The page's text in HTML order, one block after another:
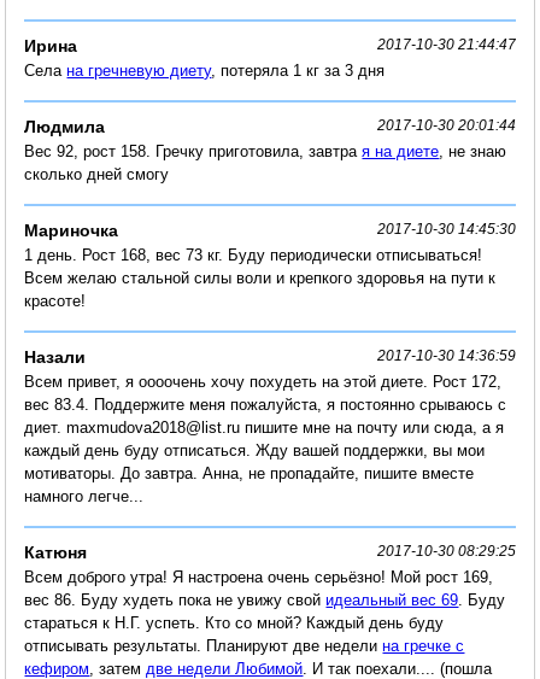
Ирина 2017-10-30 21:44:47
Селана гречневую диету, потеряла 1 кг за 3 дня
Людмила 2017-10-30 20:01:44
Вес 92, рост 158. Гречку приготовила, завтрая на диете , не знаю
сколько дней смогу
Мариночка 2017-10-30 14:45:30
1 день. Рост 168, вес 73 кг. Буду периодически отписываться!
Всем желаю стальной силы воли и крепкого здоровья на пути к
красоте!
Назали 2017-10-30 14:36:59
Всем привет, я оооочень хочу похудеть на этой диете. Рост 172,
вес 83.4. Поддержите меня пожалуйста, я постоянно срываюсь с
диет. maxmudova2018@list.ru пишите мне на почту или сюда, а я
каждый день буду отписаться. Жду вашей поддержки, вы мои
мотиваторы. До завтра. Анна, не пропадайте, пишите вместе
намного легче...
Катюня 2017-10-30 08:29:25
Всем доброго утра! Я настроена очень серьёзно! Мой рост 169,
вес 86. Буду худеть пока не увижу свойидеальный вес 69 . Буду
стараться к Н.Г. успеть. Кто со мной? Каждый день буду
отписывать результаты. Планируют две неделина гречке с
кефиром , затем две недели Любимой . И так поехали.... (пошла